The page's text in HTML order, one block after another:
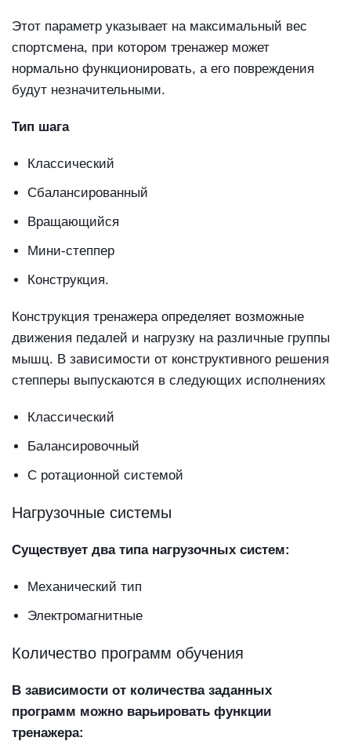
Этот параметр указывает на максимальный вес
спортсмена, при котором тренажер может
нормально функционировать, а его повреждения
будут незначительными.
Тип шага
Классический
Сбалансированный
Вращающийся
Мини-степпер
Конструкция.
Конструкция тренажера определяет возможные
движения педалей и нагрузку на различные группы
мышц. В зависимости от конструктивного решения
степперы выпускаются в следующих исполнениях
Классический
Балансировочный
С ротационной системой
Нагрузочные системы
Существует два типа нагрузочных систем:
Механический тип
Электромагнитные
Количество программ обучения
В зависимости от количества заданных
программ можно варьировать функции
тренажера: